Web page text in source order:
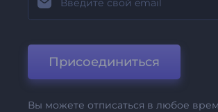
Присоединиться
Вы можете отписаться в любое